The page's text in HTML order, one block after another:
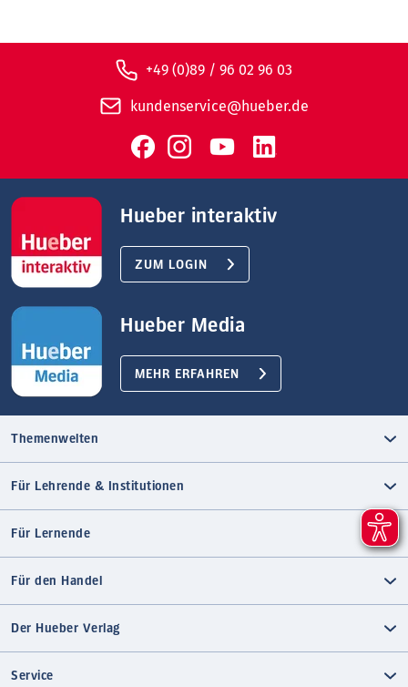
+49 (0)89 / 96 02 96 03
kundenservice@hueber.de
Hueber interaktiv
ZUM LOGIN
Hueber Media
MEHR ERFAHREN
Themenwelten
Für Lehrende & Institutionen
Für Lernende
Für den Handel
Der Hueber Verlag
Service